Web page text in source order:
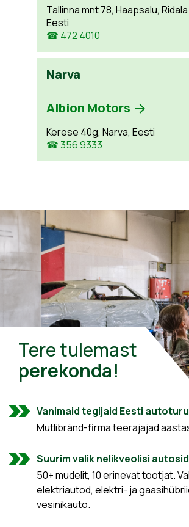
Tallinna mnt 78, Haapsalu, Ridala
Eesti
☎ 472 4010
Narva
Albion Motors
Kerese 40g, Narva, Eesti
☎ 356 9333
Tere tulemast
perekonda!
Vanimaid tegijaid Eesti
Mutlibränd-firma teerajajad
Suurim valik nelikveolisi autosid
50+ mudelit, 10 erinevat tootjat.
elektriautod, elektri- ja
vesinikauto.